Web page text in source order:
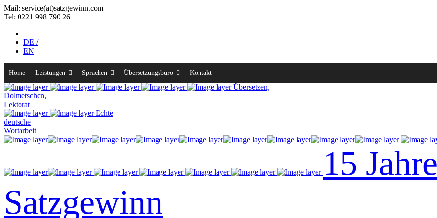
Mail: service(at)satz­gewinn.com
Tel: 0221 998 790 26
DE /
EN
Home Leistungen Sprachen Übersetzungsbüro Kontakt
Übersetzen,
Dolmetschen,
Lektorat
Echte
deutsche
Wortarbeit
15 Jahre
Satzgewinn